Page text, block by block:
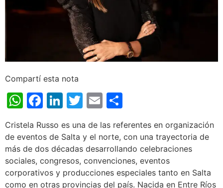
Compartí esta nota
WhatsApp
Facebook
LinkedIn
Twitter
Email
Cristela Russo es una de las referentes en organización
de eventos de Salta y el norte, con una trayectoria de
más de dos décadas desarrollando celebraciones
sociales, congresos, convenciones, eventos
corporativos y producciones especiales tanto en Salta
como en otras provincias del país. Nacida en Entre Ríos